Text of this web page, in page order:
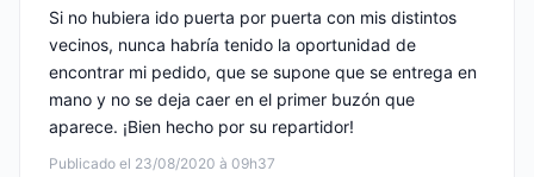
Publicado el 23/08/2020 à 09h37
Si no hubiera ido puerta por puerta con mis distintos
vecinos, nunca habría tenido la oportunidad de
encontrar mi pedido, que se supone que se entrega en
mano y no se deja caer en el primer buzón que
aparece. ¡Bien hecho por su repartidor!